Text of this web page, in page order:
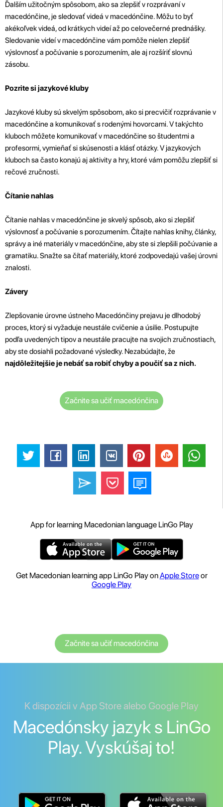
Ďalším užitočným spôsobom, ako sa zlepšiť v rozprávaní v
macedónčine, je sledovať videá v macedónčine. Môžu to byť
akékoľvek videá, od krátkych videí až po celovečerné prednášky.
Sledovanie videí v macedónčine vám pomôže nielen zlepšiť
výslovnosť a počúvanie s porozumením, ale aj rozšíriť slovnú
zásobu.
Pozrite si jazykové kluby
Jazykové kluby sú skvelým spôsobom, ako si precvičiť rozprávanie v
macedónčine a komunikovať s rodenými hovorcami. V takýchto
kluboch môžete komunikovať v macedónčine so študentmi a
profesormi, vymieňať si skúsenosti a klásť otázky. V jazykových
kluboch sa často konajú aj aktivity a hry, ktoré vám pomôžu zlepšiť si
rečové zručnosti.
Čítanie nahlas
Čítanie nahlas v macedónčine je skvelý spôsob, ako si zlepšiť
výslovnosť a počúvanie s porozumením. Čítajte nahlas knihy, články,
správy a iné materiály v macedónčine, aby ste si zlepšili počúvanie a
gramatiku. Snažte sa čítať materiály, ktoré zodpovedajú vašej úrovni
znalosti.
Závery
Zlepšovanie úrovne ústneho Macedónčiny prejavu je dlhodobý
proces, ktorý si vyžaduje neustále cvičenie a úsilie. Postupujte
podľa uvedených tipov a neustále pracujte na svojich zručnostiach,
aby ste dosiahli požadované výsledky. Nezabúdajte, že
najdôležitejšie je nebáť sa robiť chyby a poučiť sa z nich.
Začnite sa učiť macedónčina
App for learning Macedonian language LinGo Play
Get Macedonian learning app LinGo Play onApple Storeor
Google Play
Začnite sa učiť macedónčina
K dispozícii v App Store alebo Google Play
Macedónsky jazyk s LinGo
Play. Vyskúšaj to!